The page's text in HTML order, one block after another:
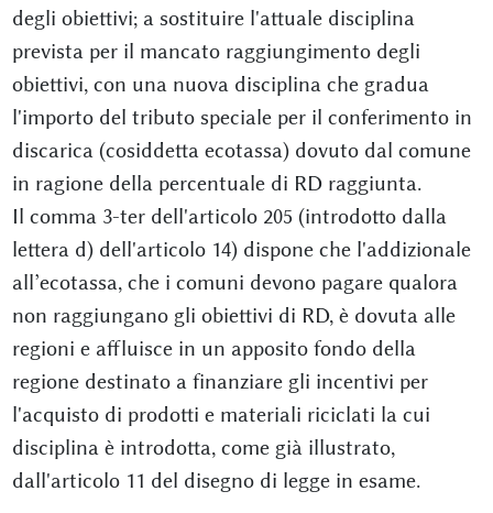
degli obiettivi; a sostituire l'attuale disciplina
prevista per il mancato raggiungimento degli
obiettivi, con una nuova disciplina che gradua
l'importo del tributo speciale per il conferimento in
discarica (cosiddetta ecotassa) dovuto dal comune
in ragione della percentuale di RD raggiunta.
Il comma 3-ter dell'articolo 205 (introdotto dalla
lettera d) dell'articolo 14) dispone che l'addizionale
all’ecotassa, che i comuni devono pagare qualora
non raggiungano gli obiettivi di RD, è dovuta alle
regioni e affluisce in un apposito fondo della
regione destinato a finanziare gli incentivi per
l'acquisto di prodotti e materiali riciclati la cui
disciplina è introdotta, come già illustrato,
dall'articolo 11 del disegno di legge in esame.